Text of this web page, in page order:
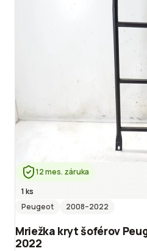
12 mes. záruka
1 ks
Peugeot
2008–2022
Mriežka kryt šoférov
2022